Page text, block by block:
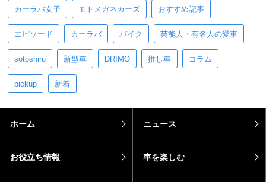
カーラバ女子 モトメガネカーズ おすすめ記事
エピソード カーラバ バイク 芸能人・有名人の愛車
sotoshiru 新型車 DRIMO 推し車 コラム
pickup 新着
ホーム ニュース
お役立ち情報 車を楽しむ